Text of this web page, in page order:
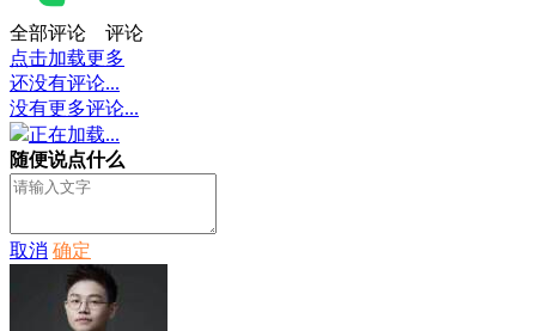
全部评论
评论
点击加载更多
还没有评论...
没有更多评论...
正在加载...
随便说点什么
取消 确定